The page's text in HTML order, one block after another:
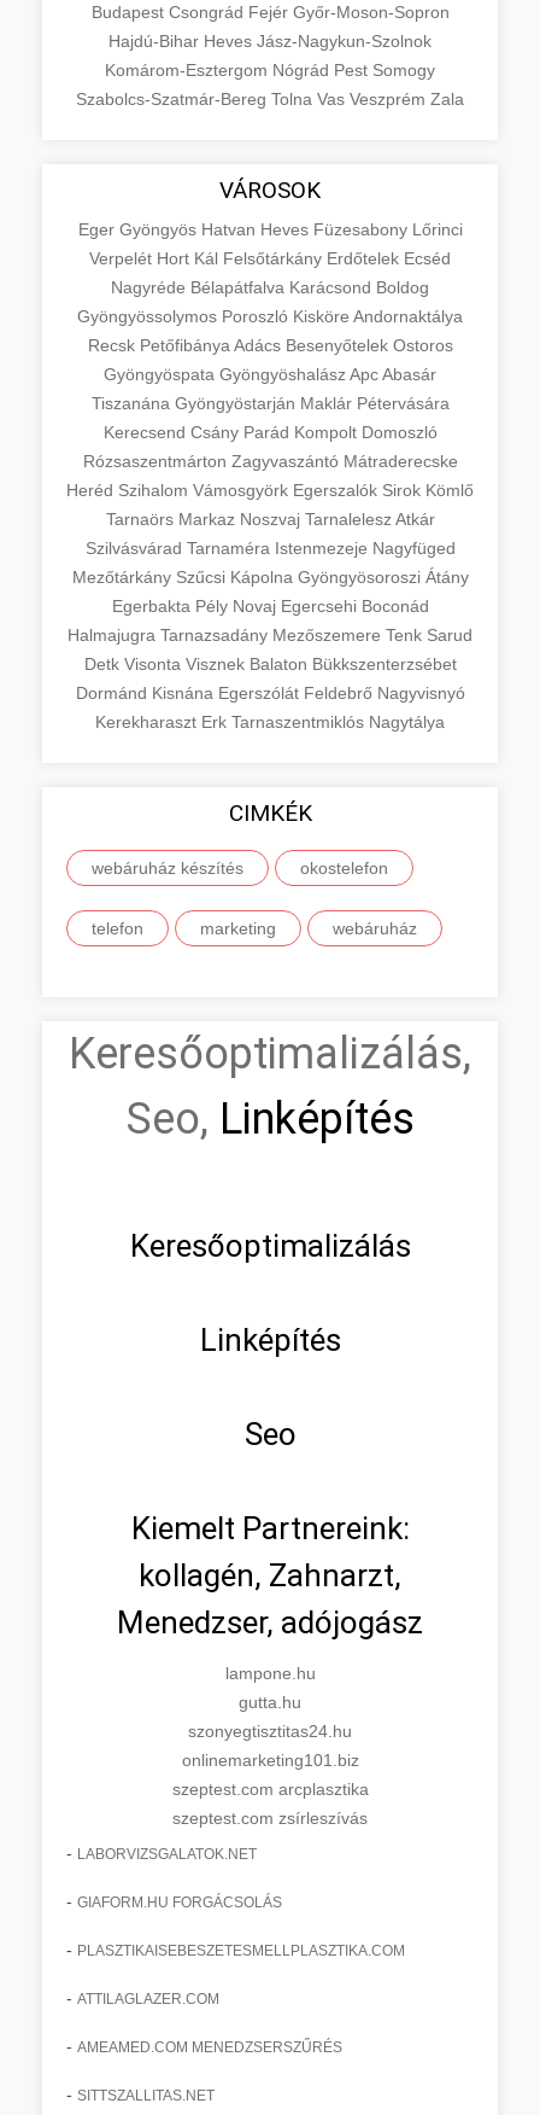
Budapest Csongrád Fejér Győr-Moson-Sopron
Hajdú-Bihar Heves Jász-Nagykun-Szolnok
Komárom-Esztergom Nógrád Pest Somogy
Szabolcs-Szatmár-Bereg Tolna Vas Veszprém Zala
VÁROSOK
Eger Gyöngyös Hatvan Heves Füzesabony Lőrinci
Verpelét Hort Kál Felsőtárkány Erdőtelek Ecséd
Nagyréde Bélapátfalva Karácsond Boldog
Gyöngyössolymos Poroszló Kisköre Andornaktálya
Recsk Petőfibánya Adács Besenyőtelek Ostoros
Gyöngyöspata Gyöngyöshalász ApcAbasár
Tiszanána Gyöngyöstarján Maklár Pétervására
Kerecsend Csány Parád Kompolt Domoszló
Rózsaszentmárton Zagyvaszántó Mátraderecske
Heréd Szihalom Vámosgyörk Egerszalók Sirok Kömlő
Tarnaörs Markaz Noszvaj Tarnalelesz Atkár
Szilvásvárad Tarnaméra Istenmezeje Nagyfüged
Mezőtárkány Szűcsi Kápolna Gyöngyösoroszi Átány
Egerbakta Pély Novaj Egercsehi Boconád
Halmajugra Tarnazsadány Mezőszemere Tenk Sarud
Detk Visonta Visznek Balaton Bükkszenterzsébet
Dormánd Kisnána Egerszólát Feldebrő Nagyvisnyó
Kerekharaszt Erk Tarnaszentmiklós Nagytálya
CIMKÉK
webáruház készítés okostelefon
telefon marketing webáruház
Keresőoptimalizálás,
Seo, Linképítés
Keresőoptimalizálás
Linképítés
Seo
Kiemelt Partnereink:
kollagén, Zahnarzt,
Menedzser, adójogász
lampone.hu
gutta.hu
szonyegtisztitas24.hu
onlinemarketing101.biz
szeptest.com arcplasztika
szeptest.com zsírleszívás
- LABORVIZSGALATOK.NET
- GIAFORM.HU FORGÁCSOLÁS
- PLASZTIKAISEBESZETESMELLPLASZTIKA.COM
- ATTILAGLAZER.COM
- AMEAMED.COM MENEDZSERSZŰRÉS
- SITTSZALLITAS.NET